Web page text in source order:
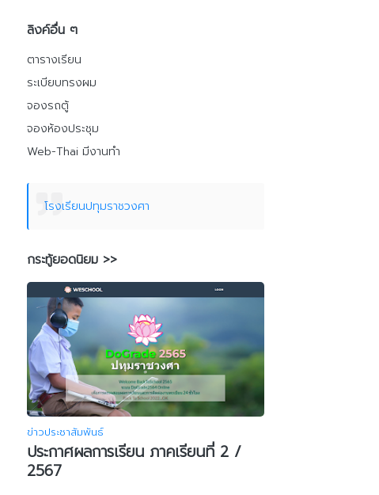
ลิงค์อื่น ๆ
ตารางเรียน
ระเบียบทรงผม
จองรถตู้
จองห้องประชุม
Web-Thai มีงานทำ
โรงเรียนปทุมราชวงศา
กระทู้ยอดนิยม >>
ข่าวประชาสัมพันธ์
ประกาศผลการเรียน ภาคเรียนที่ 2 /
2567